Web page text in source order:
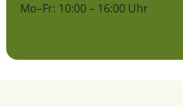
Mo–Fr: 10:00 – 16:00 Uhr